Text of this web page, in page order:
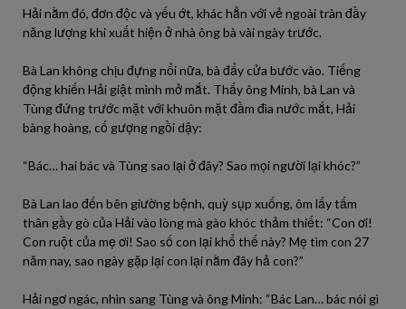
Hải nằm đó, đơn độc và yếu ớt, khác hẳn với vẻ ngoài tràn đầy
năng lượng khi xuất hiện ở nhà ông bà vài ngày trước.
Bà Lan không chịu đựng nổi nữa, bà đẩy cửa bước vào. Tiếng
động khiến Hải giật mình mở mắt. Thấy ông Minh, bà Lan và
Tùng đứng trước mặt với khuôn mặt đầm đìa nước mắt, Hải
bàng hoàng, cố gượng ngồi dậy:
“Bác… hai bác và Tùng sao lại ở đây? Sao mọi người lại khóc?”
Bà Lan lao đến bên giường bệnh, quỳ sụp xuống, ôm lấy tấm
thân gầy gò của Hải vào lòng mà gào khóc thảm thiết: “Con ơi!
Con ruột của mẹ ơi! Sao số con lại khổ thế này? Mẹ tìm con 27
năm nay, sao ngày gặp lại con lại nằm đây hả con?”
Hải ngơ ngác, nhìn sang Tùng và ông Minh: “Bác Lan… bác nói gì